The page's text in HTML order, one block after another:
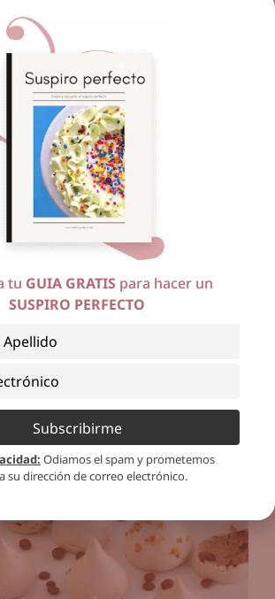
del horneado estos suspiritos
Si tienes un horno con
éntralos en el horno y
hasta que se despeguen.
tiene piloto,debes ponerlo super
super bajito, lo minimo que tu
ponerse y los dejas hasta que se
(revisa a los 30 minutos-40
Luego de hacerlos enviar
@lasdeliciasdevivir ?? ? ? ?
tu GUIA GRATIS para hacer un
SUSPIRO PERFECTO
Subscribirme
: Odiamos el spam y prometemos
su dirección de correo electrónico.